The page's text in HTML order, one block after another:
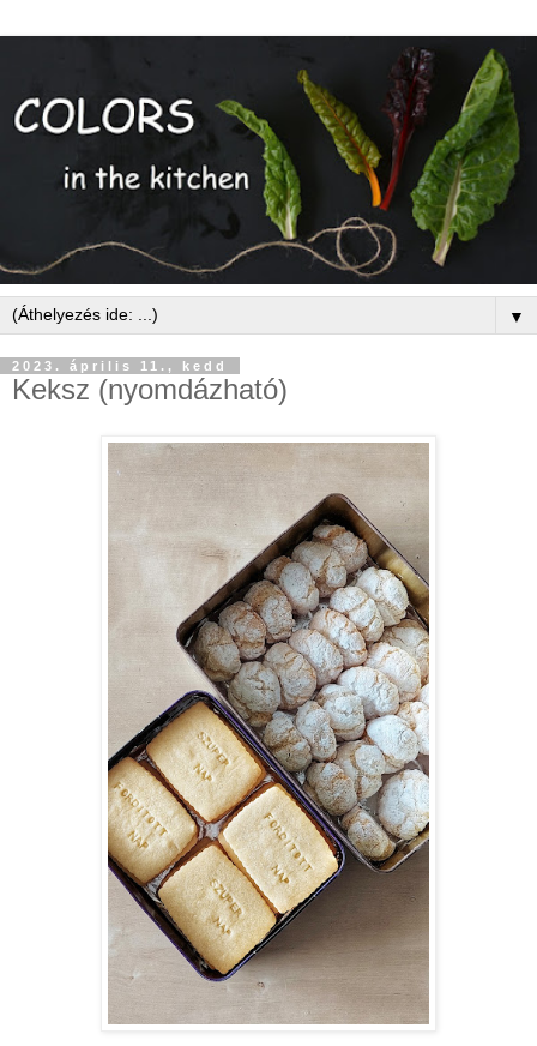
▼
2023. április 11., kedd
Keksz (nyomdázható)